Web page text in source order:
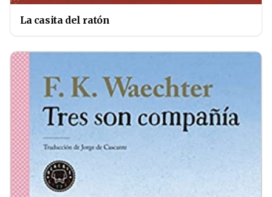
La casita del ratón